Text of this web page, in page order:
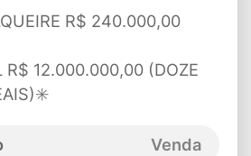
R$ 240.000,00
R$ 12.000.000,00 (DOZE
Venda